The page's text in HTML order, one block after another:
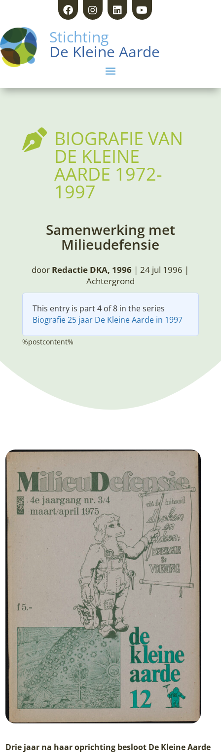
Stichting
De Kleine Aarde
 BIOGRAFIE VAN
DE KLEINE
AARDE 1972-
1997
Samenwerking met
Milieudefensie
door Redactie DKA, 1996 |24 jul 1996 |
Achtergrond
This entry is part 4 of 8 in the series
Biografie 25 jaar De Kleine Aarde in 1997
%postcontent%
Drie jaar na haar oprichting besloot De Kleine Aarde